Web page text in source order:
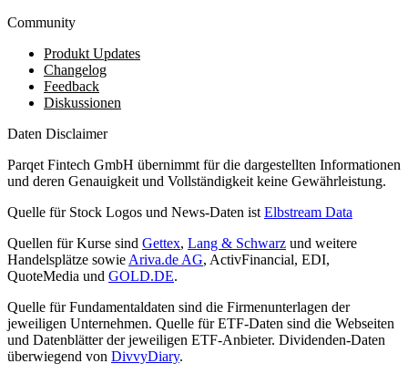
Community
Produkt Updates
Changelog
Feedback
Diskussionen
Daten Disclaimer
Parqet Fintech GmbH übernimmt für die dargestellten Informationen
und deren Genauigkeit und Vollständigkeit keine Gewährleistung.
Quelle für Stock Logos und News-Daten ist Elbstream Data
Quellen für Kurse sind Gettex, Lang & Schwarz und weitere
Handelsplätze sowie Ariva.de AG, ActivFinancial, EDI,
QuoteMedia und GOLD.DE.
Quelle für Fundamentaldaten sind die Firmenunterlagen der
jeweiligen Unternehmen. Quelle für ETF-Daten sind die Webseiten
und Datenblätter der jeweiligen ETF-Anbieter. Dividenden-Daten
überwiegend von DivvyDiary.